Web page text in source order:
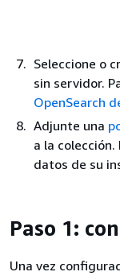
Seleccione o
sin servidor.
OpenSearch
Adjunte una
a la
datos de su
Paso 1:
Una vez